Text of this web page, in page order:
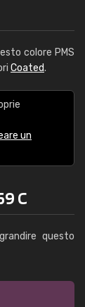
colore PMS
Coated.
un
C
questo